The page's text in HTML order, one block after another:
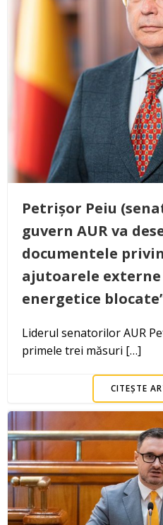
Petrișor Peiu
guvern AUR va
documentele
ajutoarele
energetice
Liderul senatorilor AUR
primele trei măsuri […]
CITEȘTE